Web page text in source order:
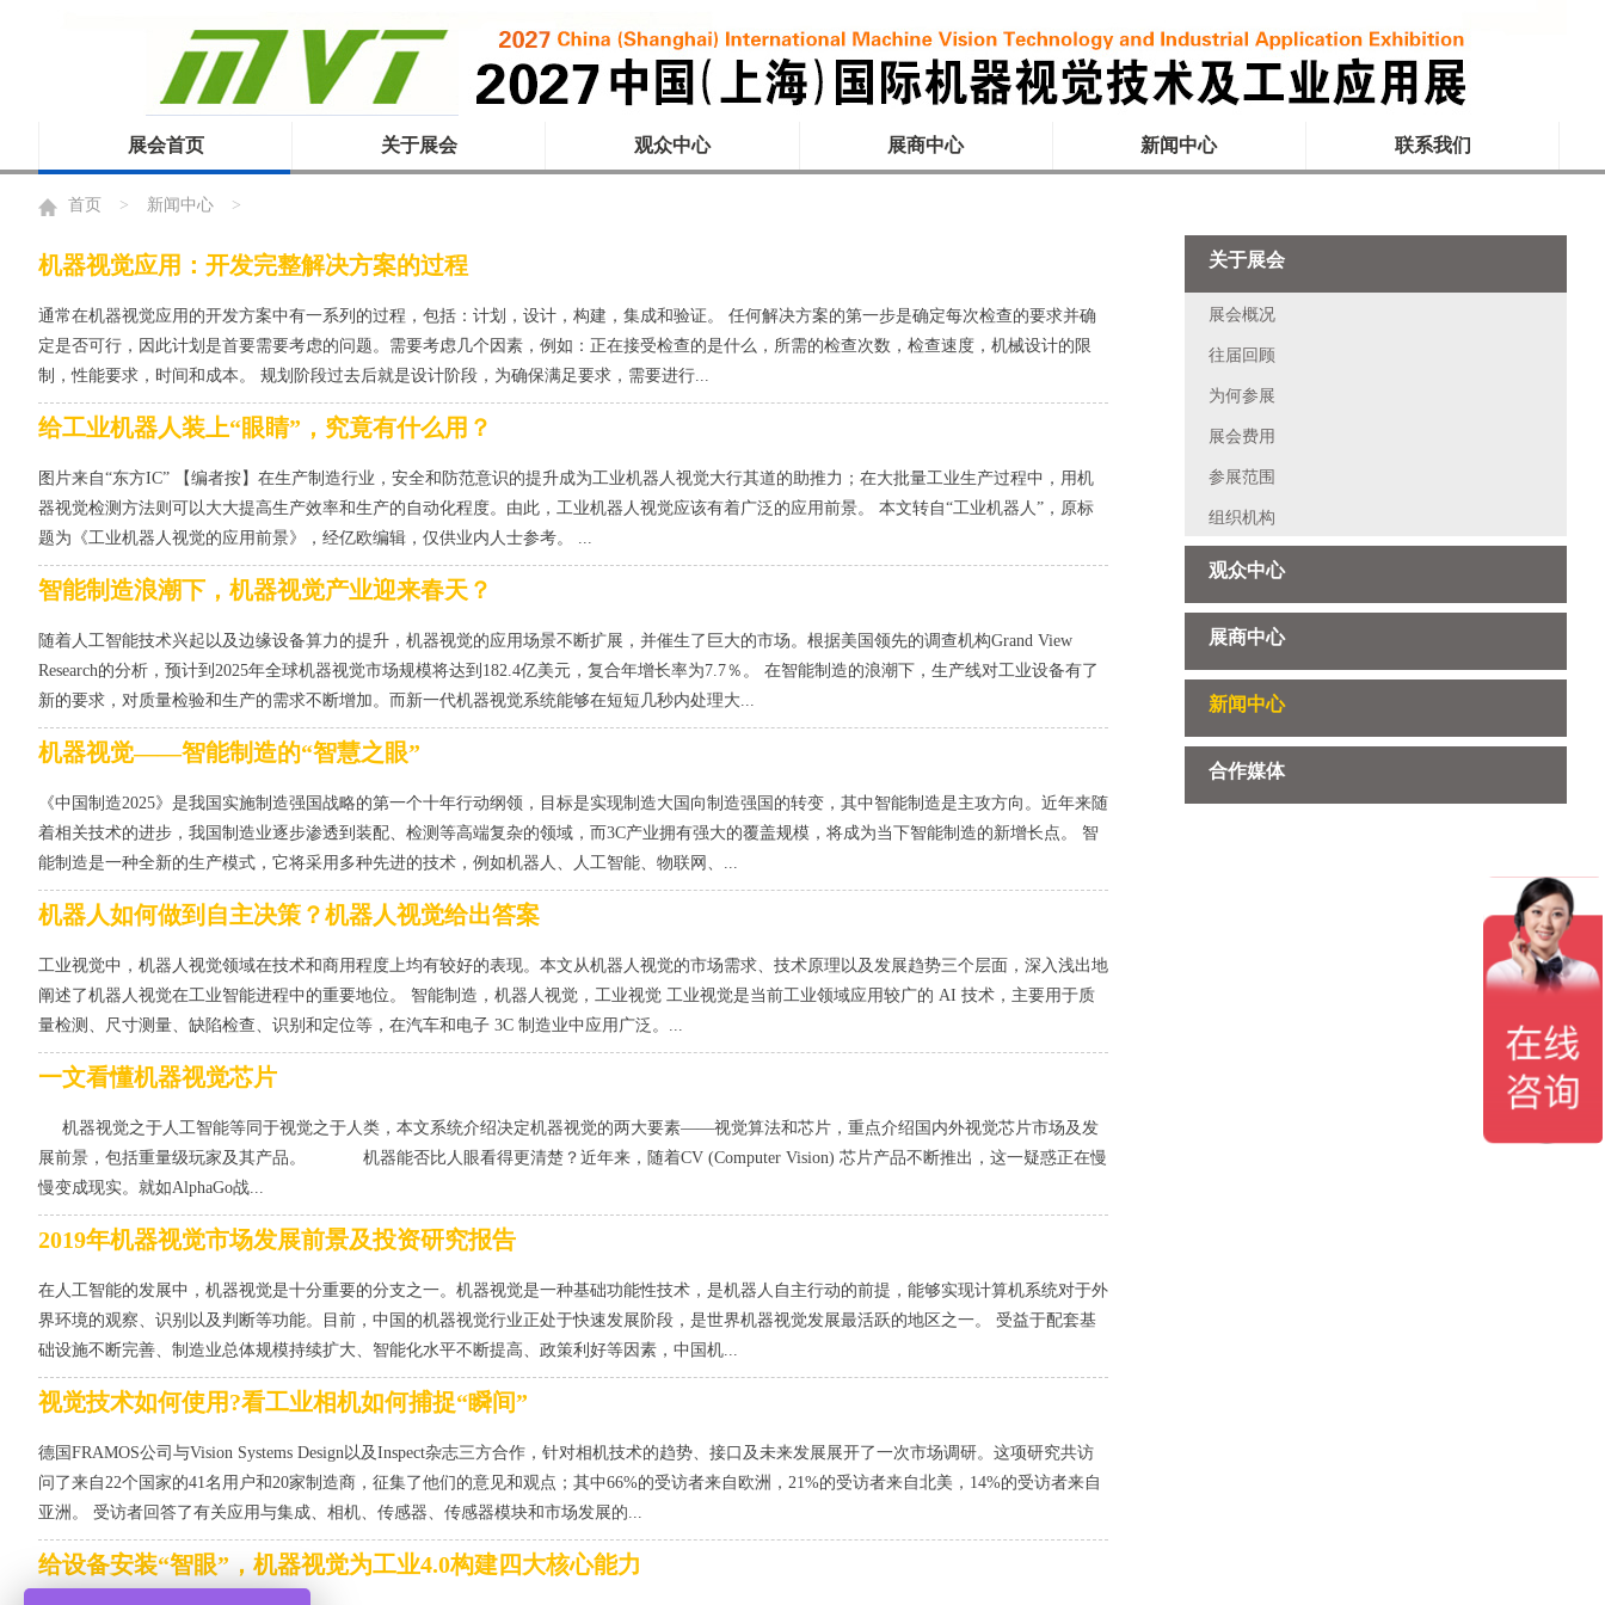
展会首页 关于展会 观众中心 展商中心 新闻中心 联系我们
首页 > 新闻中心 >
机器视觉应用：开发完整解决方案的过程
通常在机器视觉应用的开发方案中有一系列的过程，包括：计划，设计，构建，集成和验证。 任何解决方案的第一步是确定每次检查的要求并确
定是否可行，因此计划是首要需要考虑的问题。需要考虑几个因素，例如：正在接受检查的是什么，所需的检查次数，检查速度，机械设计的限
制，性能要求，时间和成本。 规划阶段过去后就是设计阶段，为确保满足要求，需要进行...
给工业机器人装上“眼睛”，究竟有什么用？
图片来自“东方IC” 【编者按】在生产制造行业，安全和防范意识的提升成为工业机器人视觉大行其道的助推力；在大批量工业生产过程中，用机
器视觉检测方法则可以大大提高生产效率和生产的自动化程度。由此，工业机器人视觉应该有着广泛的应用前景。 本文转自“工业机器人”，原标
题为《工业机器人视觉的应用前景》，经亿欧编辑，仅供业内人士参考。 ...
智能制造浪潮下，机器视觉产业迎来春天？
随着人工智能技术兴起以及边缘设备算力的提升，机器视觉的应用场景不断扩展，并催生了巨大的市场。根据美国领先的调查机构Grand View
Research的分析，预计到2025年全球机器视觉市场规模将达到182.4亿美元，复合年增长率为7.7％。 在智能制造的浪潮下，生产线对工业设备有了
新的要求，对质量检验和生产的需求不断增加。而新一代机器视觉系统能够在短短几秒内处理大...
机器视觉——智能制造的“智慧之眼”
《中国制造2025》是我国实施制造强国战略的第一个十年行动纲领，目标是实现制造大国向制造强国的转变，其中智能制造是主攻方向。近年来随
着相关技术的进步，我国制造业逐步渗透到装配、检测等高端复杂的领域，而3C产业拥有强大的覆盖规模，将成为当下智能制造的新增长点。 智
能制造是一种全新的生产模式，它将采用多种先进的技术，例如机器人、人工智能、物联网、...
机器人如何做到自主决策？机器人视觉给出答案
工业视觉中，机器人视觉领域在技术和商用程度上均有较好的表现。本文从机器人视觉的市场需求、技术原理以及发展趋势三个层面，深入浅出地
阐述了机器人视觉在工业智能进程中的重要地位。 智能制造，机器人视觉，工业视觉 工业视觉是当前工业领域应用较广的 AI 技术，主要用于质
量检测、尺寸测量、缺陷检查、识别和定位等，在汽车和电子 3C 制造业中应用广泛。...
一文看懂机器视觉芯片
机器视觉之于人工智能等同于视觉之于人类，本文系统介绍决定机器视觉的两大要素——视觉算法和芯片，重点介绍国内外视觉芯片市场及发
展前景，包括重量级玩家及其产品。 机器能否比人眼看得更清楚？近年来，随着CV (Computer Vision) 芯片产品不断推出，这一疑惑正在慢
慢变成现实。就如AlphaGo战...
2019年机器视觉市场发展前景及投资研究报告
在人工智能的发展中，机器视觉是十分重要的分支之一。机器视觉是一种基础功能性技术，是机器人自主行动的前提，能够实现计算机系统对于外
界环境的观察、识别以及判断等功能。目前，中国的机器视觉行业正处于快速发展阶段，是世界机器视觉发展最活跃的地区之一。 受益于配套基
础设施不断完善、制造业总体规模持续扩大、智能化水平不断提高、政策利好等因素，中国机...
视觉技术如何使用?看工业相机如何捕捉“瞬间”
德国FRAMOS公司与Vision Systems Design以及Inspect杂志三方合作，针对相机技术的趋势、接口及未来发展展开了一次市场调研。这项研究共访
问了来自22个国家的41名用户和20家制造商，征集了他们的意见和观点；其中66%的受访者来自欧洲，21%的受访者来自北美，14%的受访者来自
亚洲。 受访者回答了有关应用与集成、相机、传感器、传感器模块和市场发展的...
给设备安装“智眼”，机器视觉为工业4.0构建四大核心能力
关于展会
展会概况
往届回顾
为何参展
展会费用
参展范围
组织机构
观众中心
展商中心
新闻中心
合作媒体